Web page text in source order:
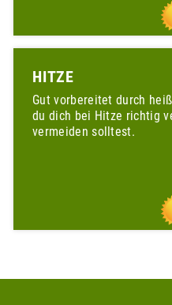
HITZE
Gut vorbereitet durch
du dich bei Hitze richtig
vermeiden solltest.